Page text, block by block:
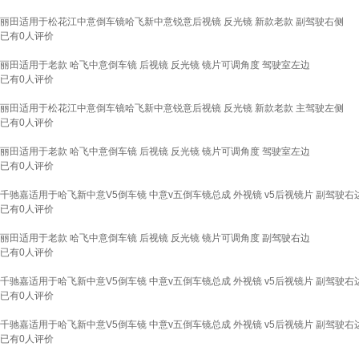
丽田适用于松花江中意倒车镜哈飞新中意锐意后视镜 反光镜 新款老款 副驾驶右侧
已有0人评价
丽田适用于老款 哈飞中意倒车镜 后视镜 反光镜 镜片可调角度 驾驶室左边
已有0人评价
丽田适用于松花江中意倒车镜哈飞新中意锐意后视镜 反光镜 新款老款 主驾驶左侧
已有0人评价
丽田适用于老款 哈飞中意倒车镜 后视镜 反光镜 镜片可调角度 驾驶室左边
已有0人评价
千驰嘉适用于哈飞新中意V5倒车镜 中意v五倒车镜总成 外视镜 v5后视镜片 副驾驶右
已有0人评价
丽田适用于老款 哈飞中意倒车镜 后视镜 反光镜 镜片可调角度 副驾驶右边
已有0人评价
千驰嘉适用于哈飞新中意V5倒车镜 中意v五倒车镜总成 外视镜 v5后视镜片 副驾驶右
已有0人评价
千驰嘉适用于哈飞新中意V5倒车镜 中意v五倒车镜总成 外视镜 v5后视镜片 副驾驶右
已有0人评价